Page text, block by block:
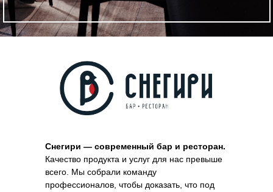
Снегири — современный бар и ресторан.
Качество продукта и услуг для нас превыше
всего. Мы собрали команду
профессионалов, чтобы доказать, что под